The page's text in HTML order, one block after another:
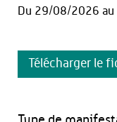
Du 29/08/2026 au
Télécharger le